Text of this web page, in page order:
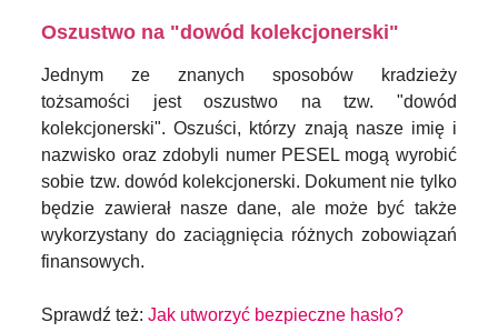
Oszustwo na "dowód kolekcjonerski"
Jednym ze znanych sposobów kradzieży
tożsamości jest oszustwo na tzw. "dowód
kolekcjonerski". Oszuści, którzy znają nasze imię i
nazwisko oraz zdobyli numer PESEL mogą wyrobić
sobie tzw. dowód kolekcjonerski. Dokument nie tylko
będzie zawierał nasze dane, ale może być także
wykorzystany do zaciągnięcia różnych zobowiązań
finansowych.
Sprawdź też:Jak utworzyć bezpieczne hasło?